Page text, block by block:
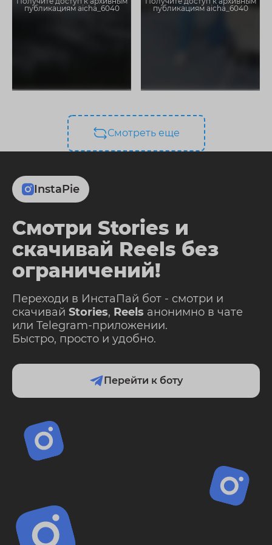
публикациям aicha_6040
публикациям aicha_6040
Смотреть еще
InstaPie
Смотри Stories и
скачивай Reels без
ограничений!
Переходи в ИнстаПай бот - смотри и
скачивай Stories, Reels анонимно в чате
или Telegram-приложении.
Быстро, просто и удобно.
Перейти к боту